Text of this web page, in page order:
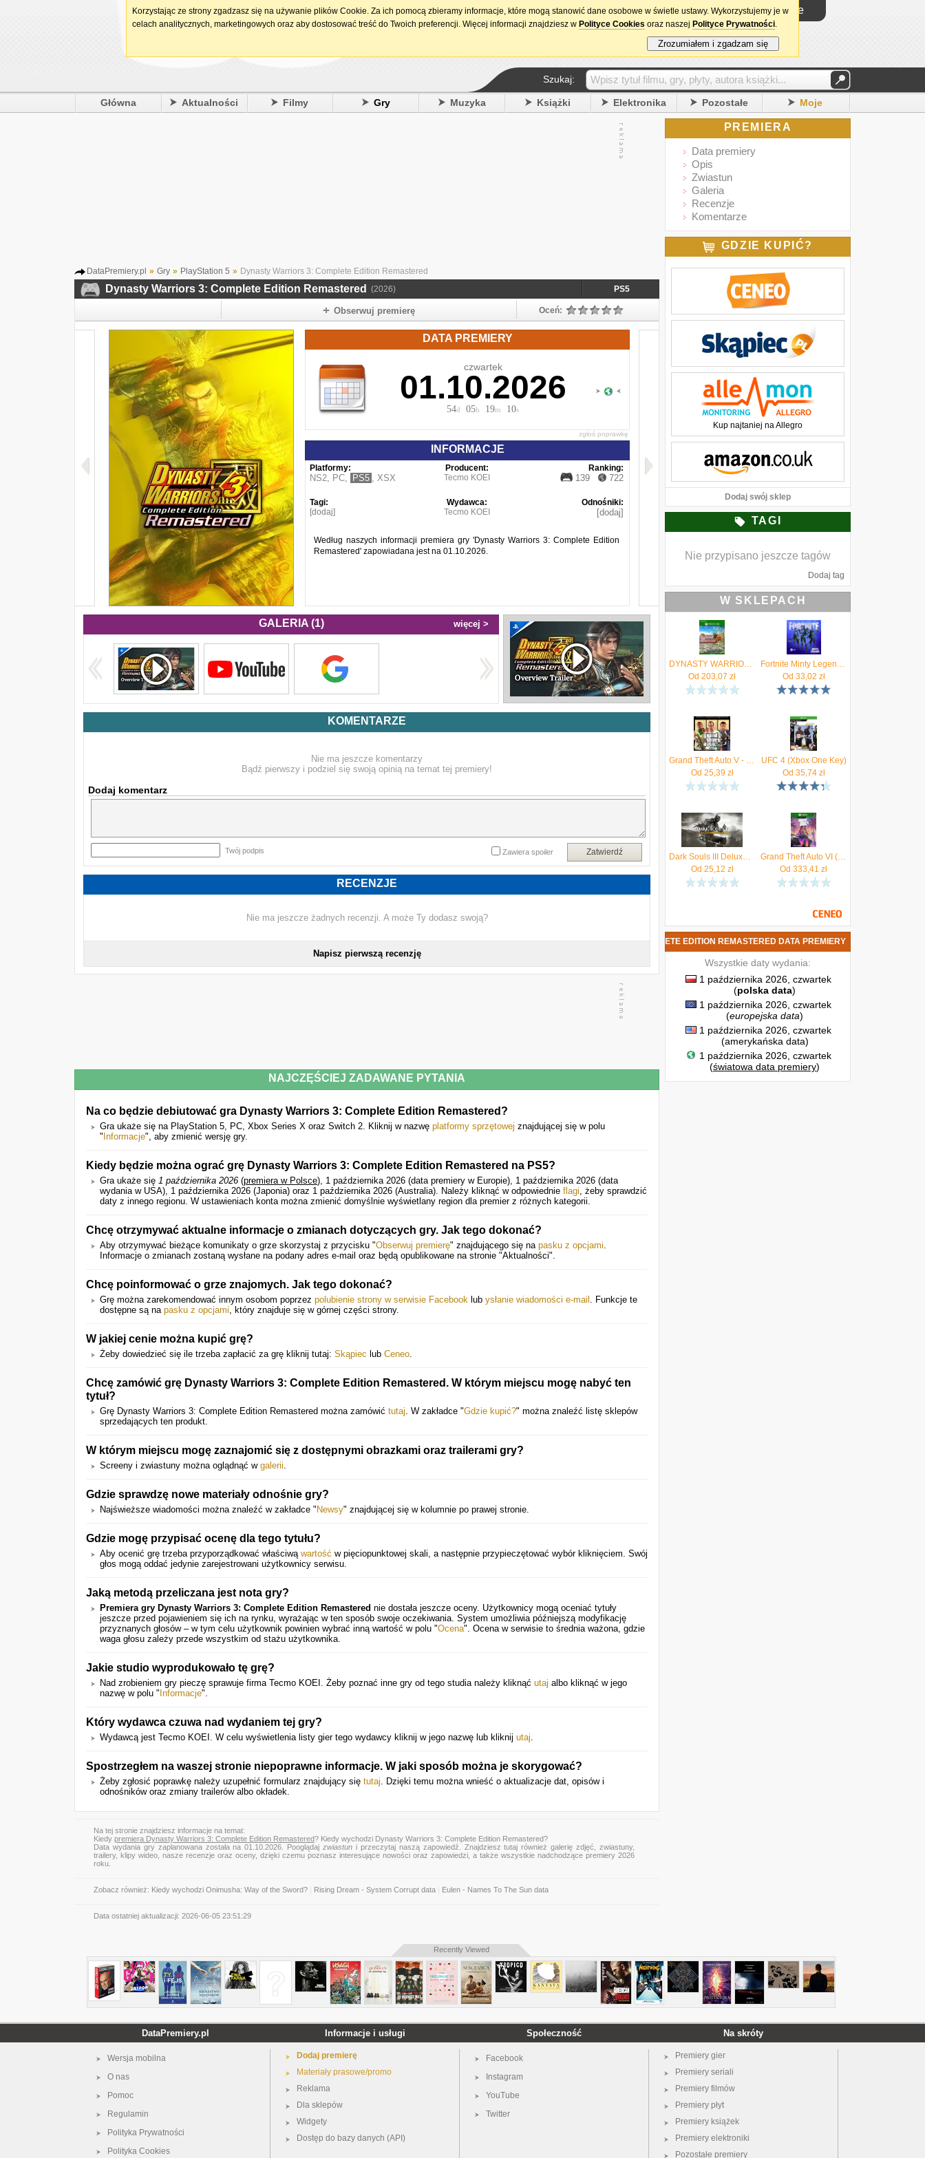
15. urodziny DataPremiery.pl Logowanie
Szukaj:
Główna Aktualności Filmy Gry Muzyka Książki Elektronika Pozostałe Moje
DataPremiery.pl » Gry » PlayStation 5 » Dynasty Warriors 3: Complete Edition Remastered
Dynasty Warriors 3: Complete Edition Remastered (2026) PS5
Obserwuj premierę Oceń:
DATA PREMIERY
czwartek
01.10.2026
54d 05h 19m 09s
zgłoś poprawkę
INFORMACJE
Platformy:
NS2, PC, PS5 , XSX
Producent:
Tecmo KOEI
Ranking:
139 722
Tagi:
[dodaj]
Wydawca:
Tecmo KOEI
Odnośniki:
[dodaj]
Według naszych informacji premiera gry 'Dynasty Warriors 3: Complete Edition
Remastered' zapowiadana jest na 01.10.2026.
GALERIA (1) więcej >
KOMENTARZE
Nie ma jeszcze komentarzy
Bądź pierwszy i podziel się swoją opinią na temat tej premiery!
Dodaj komentarz
Twój podpis Zatwierdź
Zawiera spoiler
RECENZJE
Nie ma jeszcze żadnych recenzji. A może Ty dodasz swoją?
Napisz pierwszą recenzję
NAJCZĘŚCIEJ ZADAWANE PYTANIA
Na co będzie debiutować gra Dynasty Warriors 3: Complete Edition Remastered?
Gra ukaże się na PlayStation 5, PC, Xbox Series X oraz Switch 2. Kliknij w nazwę platformy sprzętowej znajdującej się w polu
" Informacje", aby zmienić wersję gry.
Kiedy będzie można ograć grę Dynasty Warriors 3: Complete Edition Remastered na PS5?
Gra ukaże się 1 października 2026 (premiera w Polsce), 1 października 2026 (data premiery w Europie), 1 października 2026 (data
wydania w USA), 1 października 2026 (Japonia) oraz 1 października 2026 (Australia). Należy kliknąć w odpowiednie flagi, żeby sprawdzić
daty z innego regionu. W ustawieniach konta można zmienić domyślnie wyświetlany region dla premier z różnych kategorii.
Chcę otrzymywać aktualne informacje o zmianach dotyczących gry. Jak tego dokonać?
Aby otrzymywać bieżące komunikaty o grze skorzystaj z przycisku "Obserwuj premierę" znajdującego się na pasku z opcjami.
Informacje o zmianach zostaną wysłane na podany adres e-mail oraz będą opublikowane na stronie "Aktualności".
Chcę poinformować o grze znajomych. Jak tego dokonać?
Grę można zarekomendować innym osobom poprzez polubienie strony w serwisie Facebook lub ysłanie wiadomości e-mail . Funkcje te
dostępne są na pasku z opcjami, który znajduje się w górnej części strony.
W jakiej cenie można kupić grę?
Żeby dowiedzieć się ile trzeba zapłacić za grę kliknij tutaj: Skąpiec lub Ceneo.
Chcę zamówić grę Dynasty Warriors 3: Complete Edition Remastered. W którym miejscu mogę nabyć ten
tytuł?
Grę Dynasty Warriors 3: Complete Edition Remastered można zamówić tutaj. W zakładce "Gdzie kupić?" można znaleźć listę sklepów
sprzedających ten produkt.
W którym miejscu mogę zaznajomić się z dostępnymi obrazkami oraz trailerami gry?
Screeny i zwiastuny można oglądnąć w galerii.
Gdzie sprawdzę nowe materiały odnośnie gry?
Najświeższe wiadomości można znaleźć w zakładce " Newsy" znajdującej się w kolumnie po prawej stronie.
Gdzie mogę przypisać ocenę dla tego tytułu?
Aby ocenić grę trzeba przyporządkować właściwą wartość w pięciopunktowej skali, a następnie przypieczętować wybór kliknięciem. Swój
głos mogą oddać jedynie zarejestrowani użytkownicy serwisu.
Jaką metodą przeliczana jest nota gry?
Premiera gry Dynasty Warriors 3: Complete Edition Remastered nie dostała jeszcze oceny. Użytkownicy mogą oceniać tytuły
jeszcze przed pojawieniem się ich na rynku, wyrażając w ten sposób swoje oczekiwania. System umożliwia późniejszą modyfikację
przyznanych głosów – w tym celu użytkownik powinien wybrać inną wartość w polu "Ocena". Ocena w serwisie to średnia ważona, gdzie
waga głosu zależy przede wszystkim od stażu użytkownika.
Jakie studio wyprodukowało tę grę?
Nad zrobieniem gry pieczę sprawuje firma Tecmo KOEI. Żeby poznać inne gry od tego studia należy kliknąć utaj albo kliknąć w jego
nazwę w polu " Informacje".
Który wydawca czuwa nad wydaniem tej gry?
Wydawcą jest Tecmo KOEI. W celu wyświetlenia listy gier tego wydawcy kliknij w jego nazwę lub kliknij utaj.
Spostrzegłem na waszej stronie niepoprawne informacje. W jaki sposób można je skorygować?
Żeby zgłosić poprawkę należy uzupełnić formularz znajdujący się tutaj. Dzięki temu można wnieść o aktualizacje dat, opisów i
odnośników oraz zmiany trailerów albo okładek.
Na tej stronie znajdziesz informacje na temat:
Kiedy premiera Dynasty Warriors 3: Complete Edition Remastered? Kiedy wychodzi Dynasty Warriors 3: Complete Edition Remastered?
Data wydania gry zaplanowana została na 01.10.2026. Pooglądajzwiastun i przeczytaj naszą zapowiedź. Znajdziesz tutaj również galerię zdjęć, zwiastuny,
trailery, klipy wideo, nasze recenzje oraz oceny, dzięki czemu poznasz interesujące nowości oraz zapowiedzi, a także wszystkie nadchodzące premiery 2026
roku.
Zobacz również: Kiedy wychodzi Onimusha: Way of the Sword? Rising Dream - System Corrupt data Eulen - Names To The Sun data
Data ostatniej aktualizacji: 2026-06-05 23:51:29
PREMIERA
Data premiery
Opis
Zwiastun
Galeria
Recenzje
Komentarze
GDZIE KUPIĆ?
Kup najtaniej na Allegro
Dodaj swój sklep
TAGI
Nie przypisano jeszcze tagów
Dodaj tag
W SKLEPACH
DYNASTY WARRIORS 9 Season Pass 3 (Xbox One Key)
Od 203,07 zł
Fortnite Minty Legends Pack + 1000 V-Bucks (Xbox Series Key)
Od 33,02 zł
Grand Theft Auto V - Criminal Enterprise Starter Pack (Xbox One Key)
Od 25,39 zł
UFC 4 (Xbox One Key)
Od 35,74zł
Dark Souls III Deluxe Edition (Xbox One Key)
Od 25,12 zł
Grand Theft Auto VI (Xbox Series Key)
Od 333,41 zł
DYNASTY WARRIORS 3: COMPLETE EDITION REMASTERED DATA PREMIERY
Wszystkie daty wydania:
1 października 2026, czwartek
(polska data)
1 października 2026, czwartek
(europejska data)
1 października 2026, czwartek
(amerykańska data)
1 października 2026, czwartek
(światowa data premiery)
Recently Viewed
DataPremiery.pl
Wersja mobilna
O nas
Pomoc
Regulamin
Polityka Prywatności
Polityka Cookies
Informacje i usługi
Dodaj premierę
Materiały prasowe/promo
Reklama
Dla sklepów
Widgety
Dostęp do bazy danych (API)
Społeczność
Facebook
Instagram
YouTube
Twitter
Na skróty
Premiery gier
Premiery seriali
Premiery filmów
Premiery płyt
Premiery książek
Premiery elektroniki
Pozostałe premiery
Korzystając ze strony zgadzasz się na używanie plików Cookie. Za ich pomocą zbieramy informacje, które mogą stanowić dane osobowe w świetle ustawy. Wykorzystujemy je w
celach analitycznych, marketingowych oraz aby dostosować treść do Twoich preferencji. Więcej informacji znajdziesz w Polityce Cookies oraz naszej Polityce Prywatności.
Zrozumiałem i zgadzam się